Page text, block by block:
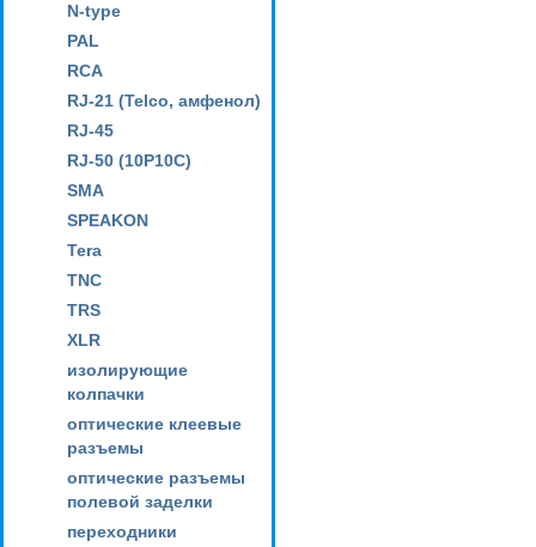
N-type
PAL
RCA
RJ-21 (Telco, амфенол)
RJ-45
RJ-50 (10P10C)
SMA
SPEAKON
Tera
TNC
TRS
XLR
изолирующие
колпачки
оптические клеевые
разъемы
оптические разъемы
полевой заделки
переходники